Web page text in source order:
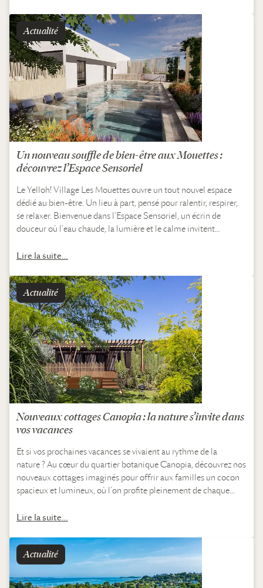
Actualité
Un nouveau souffle de bien-être aux Mouettes :
découvrez l’Espace Sensoriel
Le Yelloh! Village Les Mouettes ouvre un tout nouvel espace
dédié au bien-être. Un lieu à part, pensé pour ralentir, respirer,
se relaxer. Bienvenue dans l’Espace Sensoriel, un écrin de
douceur où l’eau chaude, la lumière et le calme invitent…
Lire la suite…
Actualité
Nouveaux cottages Canopia : la nature s’invite dans
vos vacances
Et si vos prochaines vacances se vivaient au rythme de la
nature ? Au cœur du quartier botanique Canopia, découvrez nos
nouveaux cottages imaginés pour offrir aux familles un cocon
spacieux et lumineux, où l’on profite pleinement de chaque
Lire la suite…
Actualité